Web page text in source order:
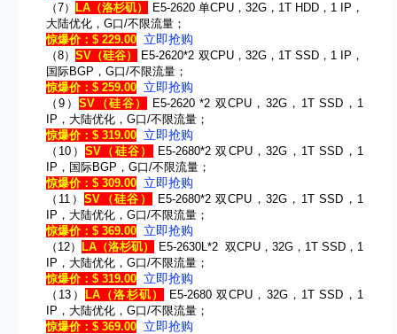
（7） LA （洛杉矶）
E5-2620 单CPU，32G，1T HDD，1 IP，
大陆优化，G口/不限流量；
惊爆价：$ 229.00 立即抢购
（8）SV （硅谷）
E5-2620*2 双CPU，32G，1T SSD，1 IP，
国际BGP，G口/不限流量；
惊爆价：$ 259.00 立即抢购
（9）SV （硅谷）
E5-2620 *2 双CPU，32G，1T SSD，1
IP，大陆优化，G口/不限流量；
惊爆价：$ 319.00 立即抢购
（10） SV （硅谷）
E5-2680*2 双CPU，32G，1T SSD，1
IP，国际BGP，G口/不限流量；
惊爆价：$ 309.00 立即抢购
（11）SV （硅谷）
E5-2680*2 双CPU，32G，1T SSD，1
IP，大陆优化，G口/不限流量；
惊爆价：$ 369.00 立即抢购
（12） LA （洛杉矶）
E5-2630L*2 双CPU，32G，1T SSD，1
IP，大陆优化，G口/不限流量；
惊爆价：$ 319.00 立即抢购
（13） LA（洛杉矶）
E5-2680 双CPU，32G，1T SSD，1
IP，大陆优化，G口/不限流量；
惊爆价：$ 369.00 立即抢购